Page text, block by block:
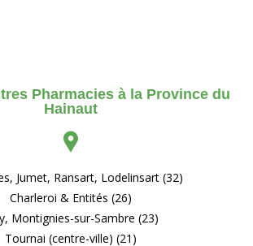
Pharmacies à la Province du
Hainaut
Jumet, Ransart, Lodelinsart (32)
Charleroi & Entités (26)
Montignies-sur-Sambre (23)
Tournai (centre-ville) (21)